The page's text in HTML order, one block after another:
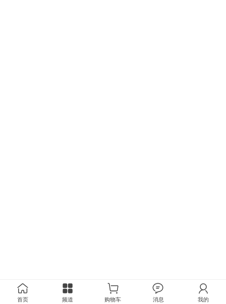
首页 频道 购物车 消息 我的